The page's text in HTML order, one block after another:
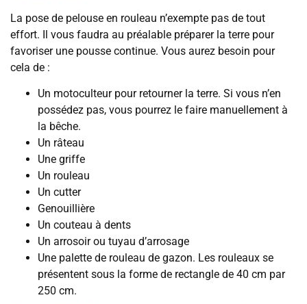
La pose de pelouse en rouleau n’exempte pas de tout
effort. Il vous faudra au préalable préparer la terre pour
favoriser une pousse continue. Vous aurez besoin pour
cela de :
Un motoculteur pour retourner la terre. Si vous n’en
possédez pas, vous pourrez le faire manuellement à
la bêche.
Un râteau
Une griffe
Un rouleau
Un cutter
Genouillière
Un couteau à dents
Un arrosoir ou tuyau d’arrosage
Une palette de rouleau de gazon. Les rouleaux se
présentent sous la forme de rectangle de 40 cm par
250 cm.